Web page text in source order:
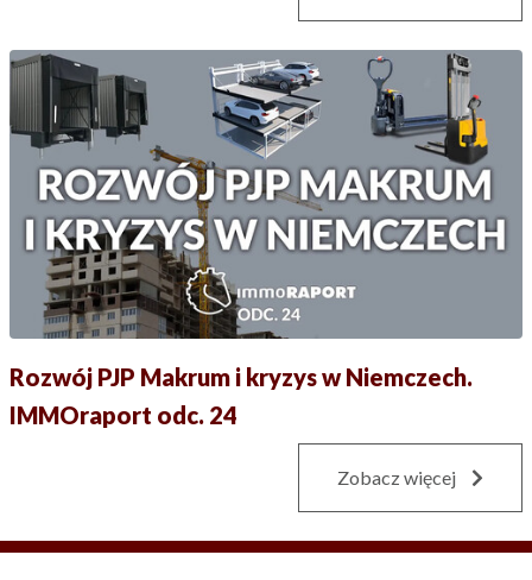
Rozwój PJP Makrum i kryzys w Niemczech.
IMMOraport odc. 24
Zobacz więcej